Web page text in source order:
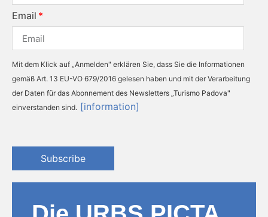
Email
Mit dem Klick auf „Anmelden" erklären Sie, dass Sie die Informationen
gemäß Art. 13 EU-VO 679/2016 gelesen haben und mit der Verarbeitung
der Daten für das Abonnement des Newsletters „Turismo Padova"
einverstanden sind. [information]
Subscribe